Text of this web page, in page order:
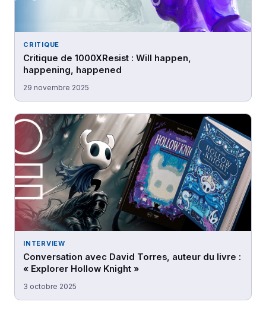
CRITIQUE
Critique de 1000XResist : Will happen,
happening, happened
29 novembre 2025
INTERVIEW
Conversation avec David Torres, auteur du livre :
« Explorer Hollow Knight »
3 octobre 2025